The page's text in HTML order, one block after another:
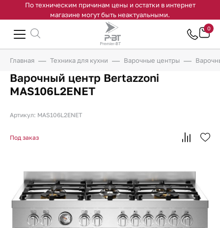
По техническим причинам цены и остатки в интернет
магазине могут быть неактуальными.
0
Главная Техника для кухни Варочные центры
Варочный центр Bertazzoni
MAS106L2ENET
Артикул: MAS106L2ENET
Под заказ